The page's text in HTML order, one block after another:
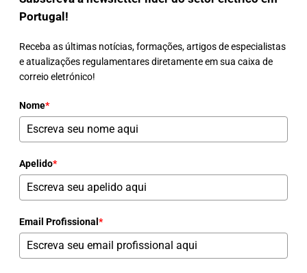
Portugal!
Receba as últimas notícias, formações, artigos de especialistas
e atualizações regulamentares diretamente em sua caixa de
correio eletrónico!
Nome*
Apelido*
Email Profissional *